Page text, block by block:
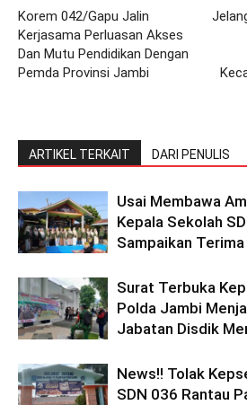
Korem 042/Gapu Jalin
Kerjasama Perluasan Akses
Dan Mutu Pendidikan Dengan
Pemda Provinsi Jambi
ARTIKEL TERKAIT DARI PENULIS
Usai Membawa
Kepala Sekolah
Sampaikan Terima
Surat Terbuka
Polda Jambi
Jabatan Disdik
News!! Tolak
SDN 036 Rantau